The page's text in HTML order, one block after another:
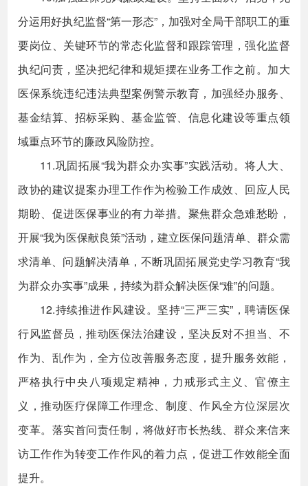
分运用好执纪监督“第一形态”，加强对全局干部职工的重
要岗位、关键环节的常态化监督和跟踪管理，强化监督
执纪问责，坚决把纪律和规矩摆在业务工作之前。加大
医保系统违纪违法典型案例警示教育，加强经办服务、
基金结算、招标采购、基金监管、信息化建设等重点领
域重点环节的廉政风险防控。
11.巩固拓展“我为群众办实事”实践活动。将人大、
政协的建议提案办理工作作为检验工作成效、回应人民
期盼、促进医保事业的有力举措。聚焦群众急难愁盼，
开展“我为医保献良策”活动，建立医保问题清单、群众需
求清单、问题解决清单，不断巩固拓展党史学习教育“我
为群众办实事”成果，持续为群众解决医保“难”的问题。
12.持续推进作风建设。坚持“三严三实”，聘请医保
行风监督员，推动医保法治建设，坚决反对不担当、不
作为、乱作为，全方位改善服务态度，提升服务效能，
严格执行中央八项规定精神，力戒形式主义、官僚主
义，推动医疗保障工作理念、制度、作风全方位深层次
变革。落实首问责任制，将做好市长热线、群众来信来
访工作作为转变工作作风的着力点，促进工作效能全面
提升。